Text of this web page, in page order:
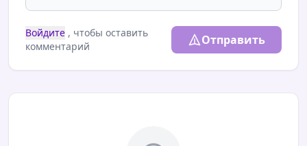
Войдите , чтобы оставить
комментарий
Отправить